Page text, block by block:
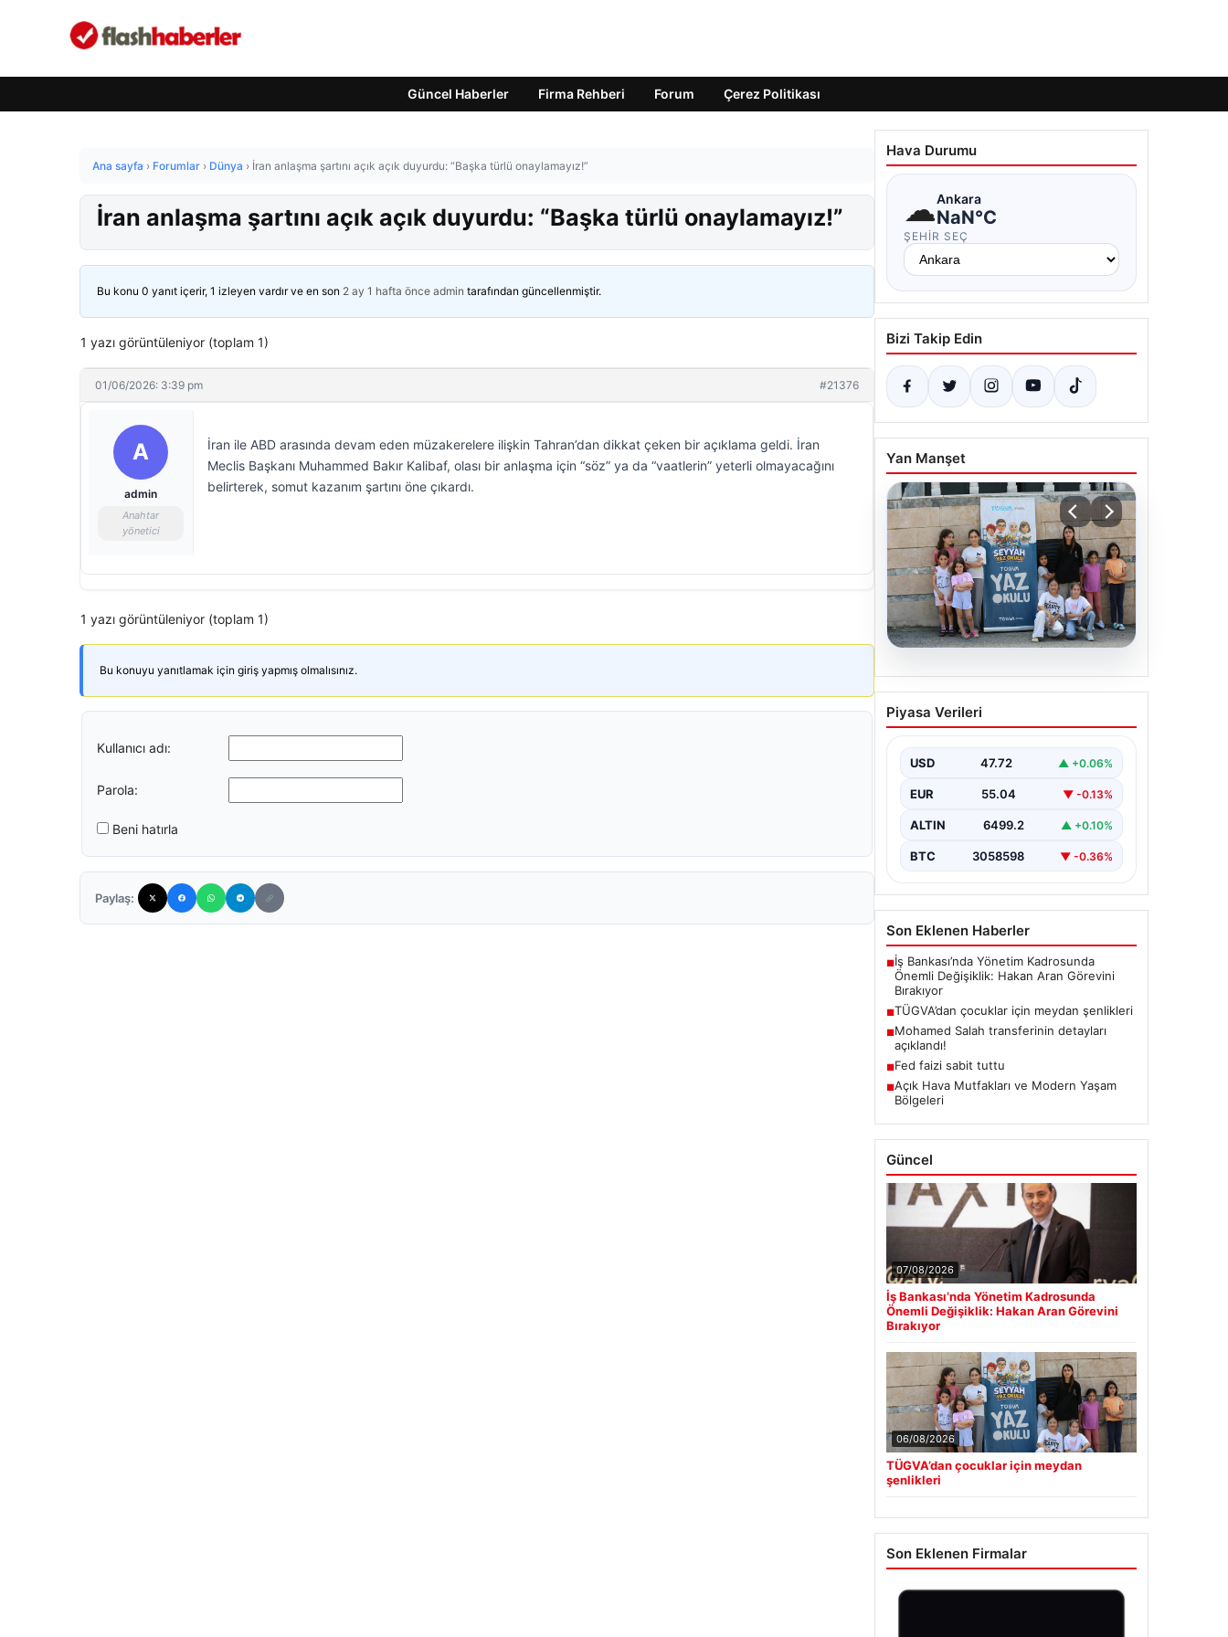
Güncel Haberler Firma Rehberi Forum Çerez Politikası
Ana sayfa › Forumlar › Dünya › İran anlaşma şartını açık açık duyurdu: “Başka türlü onaylamayız!”
İran anlaşma şartını açık açık duyurdu: “Başka türlü onaylamayız!”
Bu konu 0 yanıt içerir, 1 izleyen vardır ve en son 2 ay 1 hafta önce admin tarafından güncellenmiştir.
1 yazı görüntüleniyor (toplam 1)
01/06/2026: 3:39 pm #21376
A
admin
Anahtar
yönetici
İran ile ABD arasında devam eden müzakerelere ilişkin Tahran’dan dikkat çeken bir açıklama geldi. İran
Meclis Başkanı Muhammed Bakır Kalibaf, olası bir anlaşma için “söz” ya da “vaatlerin” yeterli olmayacağını
belirterek, somut kazanım şartını öne çıkardı.
1 yazı görüntüleniyor (toplam 1)
Bu konuyu yanıtlamak için giriş yapmış olmalısınız.
Kullanıcı adı:
Parola:
Beni hatırla
Paylaş:
Hava Durumu
☁Ankara
NaN°C
ŞEHIR SEÇ
Bizi Takip Edin
Yan Manşet
06.08.2026
TÜGVA’dan çocuklar için
meydan şenlikleri
Piyasa Verileri
USD 47.72 ▲ +0.06%
EUR 55.04 ▼ -0.13%
ALTIN 6499.2 ▲ +0.10%
BTC 3058598 ▼ -0.36%
Son Eklenen Haberler
■İş Bankası’nda Yönetim Kadrosunda
Önemli Değişiklik: Hakan Aran Görevini
Bırakıyor
■TÜGVA’dan çocuklar için meydan şenlikleri
■Mohamed Salah transferinin detayları
açıklandı!
■Fed faizi sabit tuttu
■Açık Hava Mutfakları ve Modern Yaşam
Bölgeleri
Güncel
07/08/2026
İş Bankası’nda Yönetim Kadrosunda
Önemli Değişiklik: Hakan Aran Görevini
Bırakıyor
06/08/2026
TÜGVA’dan çocuklar için meydan
şenlikleri
Son Eklenen Firmalar